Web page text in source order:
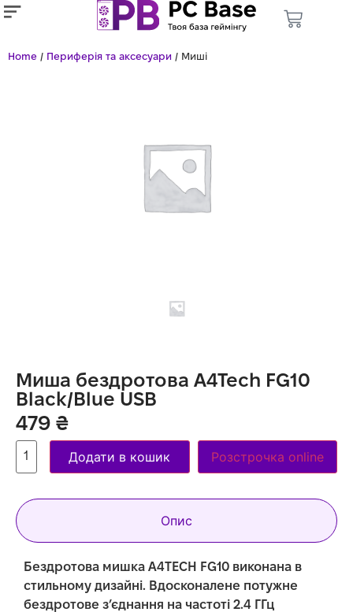
Home / Периферія та аксесуари / Миші
Миша бездротова A4Tech FG10
Black/Blue USB
479 ₴
Додати в кошик Розстрочка online
Опис
Бездротова мишка A4TECH FG10 виконана в
стильному дизайні. Вдосконалене потужне
бездротове з’єднання на частоті 2.4 ГГц